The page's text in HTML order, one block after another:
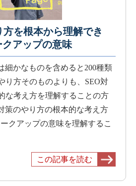
方を根本から理解でき
アップの意味
細かなものを含めると200種類
り方そのものよりも、SEO対
な考え方を理解することの方
策のやり方の根本的な考え方
クアップの意味を理解するこ
この記事を読む